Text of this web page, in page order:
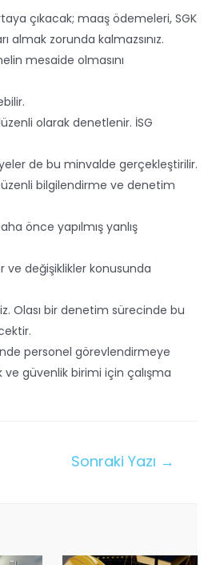
çıkacak; maaş ödemeleri, SGK
almak zorunda kalmazsınız.
mesaide olmasını
olarak denetlenir. İSG
de bu minvalde gerçekleştirilir.
bilgilendirme ve denetim
önce yapılmış yanlış
ve değişiklikler konusunda
Olası bir denetim sürecinde bu
personel görevlendirmeye
güvenlik birimi için çalışma
Sonraki Yazı →